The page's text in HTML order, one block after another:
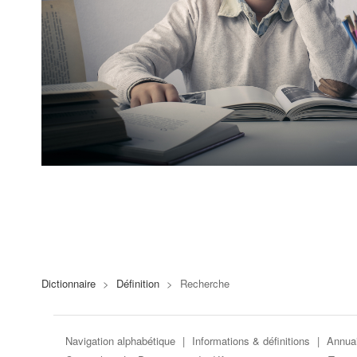
Dictionnaire > Définition > Recherche
Navigation alphabétique | Informations & définitions |